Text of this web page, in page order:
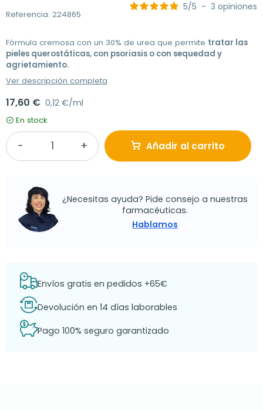
Referencia: 224865
5/5 - 3 opiniones
Fórmula cremosa con un 30% de urea que permite tratar las
pieles querostáticas, con psoriasis o con sequedad y
agrietamiento.
Ver descripción completa
17,60 € 0,12 €/ml
En stock
Añadir al carrito
¿Necesitas ayuda? Pide consejo a nuestras
farmacéuticas.
Hablamos
Envíos gratis en pedidos +65€
Devolución en 14 días laborables
Pago 100% seguro garantizado